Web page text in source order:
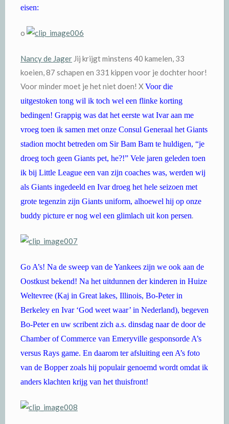
eisen:
o
Nancy de Jager Jij krijgt minstens 40 kamelen, 33
koeien, 87 schapen en 331 kippen voor je dochter hoor!
Voor minder moet je het niet doen! X Voor die
uitgestoken tong wil ik toch wel een flinke korting
bedingen! Grappig was dat het eerste wat Ivar aan me
vroeg toen ik samen met onze Consul Generaal het Giants
stadion mocht betreden om Sir Bam Bam te huldigen, “je
droeg toch geen Giants pet, he?!” Vele jaren geleden toen
ik bij Little League een van zijn coaches was, werden wij
als Giants ingedeeld en Ivar droeg het hele seizoen met
grote tegenzin zijn Giants uniform, alhoewel hij op onze
buddy picture er nog wel een glimlach uit kon persen
Go A’s! Na de sweep van de Yankees zijn we ook aan de
Oostkust bekend! Na het uitdunnen der kinderen in Huize
Weltevree (Kaj in Great lakes, Illinois, Bo-Peter in
Berkeley en Ivar ‘God weet waar’ in Nederland), begeven
Bo-Peter en uw scribent zich a.s. dinsdag naar de door de
Chamber of Commerce van Emeryville gesponsorde A’s
versus Rays game. En daarom ter afsluiting een A’s foto
van de Bopper zoals hij populair genoemd wordt omdat ik
anders klachten krijg van het thuisfront!